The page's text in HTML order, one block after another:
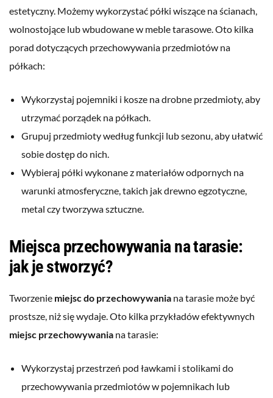
estetyczny. Możemy wykorzystać półki wiszące na ścianach,
wolnostojące lub wbudowane w meble tarasowe. Oto kilka
porad dotyczących przechowywania przedmiotów na
półkach:
Wykorzystaj pojemniki i kosze na drobne przedmioty, aby
utrzymać porządek na półkach.
Grupuj przedmioty według funkcji lub sezonu, aby ułatwić
sobie dostęp do nich.
Wybieraj półki wykonane z materiałów odpornych na
warunki atmosferyczne, takich jak drewno egzotyczne,
metal czy tworzywa sztuczne.
Miejsca przechowywania na tarasie:
jak je stworzyć?
Tworzenie miejsc do przechowywania na tarasie może być
prostsze, niż się wydaje. Oto kilka przykładów efektywnych
miejsc przechowywania na tarasie:
Wykorzystaj przestrzeń pod ławkami i stolikami do
przechowywania przedmiotów w pojemnikach lub